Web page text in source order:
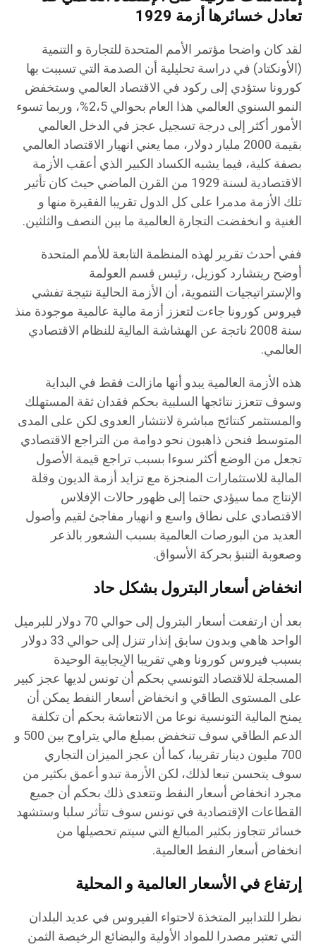
تعادل خسائرها أزمة 1929
لقد كان واضحا مؤتمر الأمم المتحدة للتجارة و التنمية
(الأونكتاد) في دراسة تحليلية أن الصدمة التي تسببت بها
كورونا ستؤدي إلى ركود في الاقتصاد العالمي وستخفض
النمو السنوي العالمي هذا العام بحوالي 2،5%، وربما تسوء
الأمور أكثر إلى درجة تسجيل عجز في الدخل العالمي
بقيمة 2000 مليار دولار، مما يعني انهيار الاقتصاد العالمي
بصفة كلية، فيما يشبه الكساد الكبير الذي أعقب الأزمة
الاقتصادية لسنة 1929 من القرن الماضي حيث كان تأثير
تلك الأزمة مدمرا على كل الدول تقريبا الفقيرة منها و
الغنية و انخفضت التجارة العالمية ما بين النصف والثلثين.
ففي أحدث تقرير لهذه المنظمة التابعة للأمم المتحدة
أوضح ريتشارد كوزيل، رئيس قسم العولمة
والإستراتيجيات التنموية، أن الأزمة الحالية نتيجة تفشي
فيروس كورونا جاءت لتعزز أزمة مالية عالمية موجودة منذ
سنة 2008 ناتجة عن الهشاشة المالية للنظام الاقتصادي
العالمي.
هذه الأزمة العالمية يبدو أنها مازالت فقط في البداية
وسوف تتعزز نتائجها السلبية بحكم فقدان ثقة المستهلك
والمستثمر كنتائج مباشرة لانتشار العدوى لكن على المدى
المتوسط فنحن ذاهبون نحو دوامة من التراجع الاقتصادي
تجعل من الوضع أكثر سوءا بسبب تراجع قيمة الأصول
المالية للاستثمارات المنجزة مع تزايد أزمة الديون وقلة
الإنتاج مما سيؤدي حتما إلى ظهور حالات الإفلاس
الاقتصادي على نطاق واسع و انهيار مفاجئ لقيم وأصول
العديد من البورصات العالمية بسبب الشعور بالذعر
وصعوبة التنبؤ بحركة الأسواق.
انخفاض أسعار البترول بشكل حاد
بعد أن ارتفعت أسعار البترول إلى حوالي 70 دولار للبرميل
الواحد هاهي وبدون سابق إنذار تنزل إلى حوالي 33 دولار
بسبب فيروس كورونا وهي تقريبا الإيجابية الوحيدة
المسجلة للاقتصاد التونسي بحكم أن تونس لديها عجز كبير
على المستوى الطاقي و انخفاض أسعار النفط يمكن أن
يمنح المالية التونسية نوعا من الانتعاشة بحكم أن تكلفة
الدعم الطاقي سوف تنخفض بمبلغ مالي يتراوح بين 500 و
700 مليون دينار تقريبا، كما أن عجز الميزان التجاري
سوف يتحسن تبعا لذلك، لكن الأزمة تبدو أعمق بكثير من
مجرد انخفاض أسعار النفط وتتعدى ذلك بحكم أن جميع
القطاعات الإقتصادية في تونس سوف تتأثر سلبا وستشهد
خسائر تتجاوز بكثير المبالغ التي سيتم تحصيلها من
انخفاض أسعار النفط العالمية.
إرتفاع في الأسعار العالمية و المحلية
نظرا للتدابير المتخذة لاحتواء الفيروس في عديد البلدان
التي تعتبر مصدرا للمواد الأولية والبضائع الرخيصة الثمن